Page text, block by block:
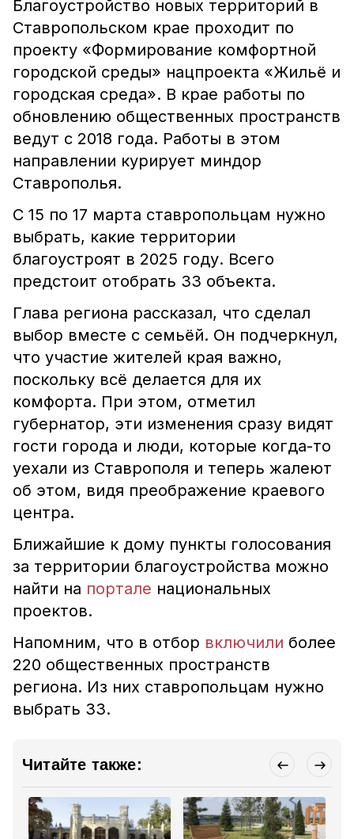
Благоустройство новых территорий в
Ставропольском крае проходит по
проекту «Формирование комфортной
городской среды» нацпроекта «Жильё и
городская среда». В крае работы по
обновлению общественных пространств
ведут с 2018 года. Работы в этом
направлении курирует миндор
Ставрополья.
С 15 по 17 марта ставропольцам нужно
выбрать, какие территории
благоустроят в 2025 году. Всего
предстоит отобрать 33 объекта.
Глава региона рассказал, что сделал
выбор вместе с семьёй. Он подчеркнул,
что участие жителей края важно,
поскольку всё делается для их
комфорта. При этом, отметил
губернатор, эти изменения сразу видят
гости города и люди, которые когда-то
уехали из Ставрополя и теперь жалеют
об этом, видя преображение краевого
центра.
Ближайшие к дому пункты голосования
за территории благоустройства можно
найти на портале национальных
проектов.
Напомним, что в отбор включили более
220 общественных пространств
региона. Из них ставропольцам нужно
выбрать 33.
Читайте также: